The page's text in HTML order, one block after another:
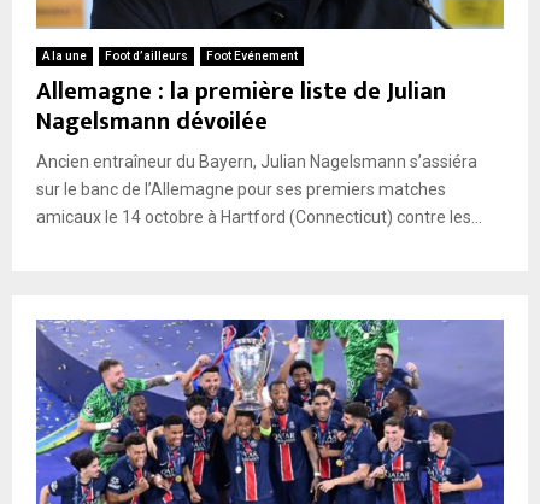
A la une Foot d’ailleurs Foot Evénement
Allemagne : la première liste de Julian
Nagelsmann dévoilée
Ancien entraîneur du Bayern, Julian Nagelsmann s’assiéra
sur le banc de l’Allemagne pour ses premiers matches
amicaux le 14 octobre à Hartford (Connecticut) contre les...